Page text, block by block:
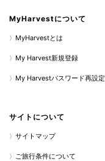
MyHarvestについて
MyHarvestとは
My Harvest新規登録
My Harvestパスワード再設定
サイトについて
サイトマップ
ご旅行条件について